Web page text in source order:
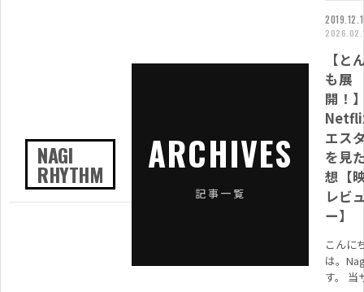
NAGI
RHYTHM ARCHIVES
記事一覧
【と
も展
開！
エス
を見
想【
レビ
ー】
こんに
は。
す。 当